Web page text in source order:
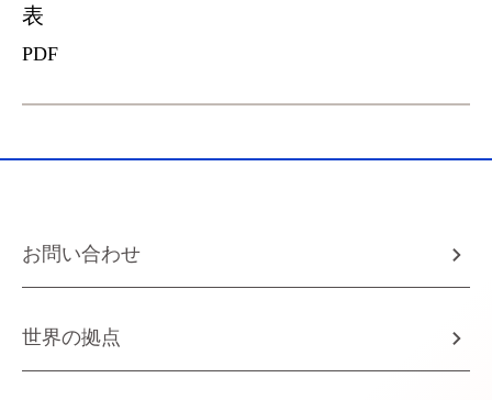
表
PDF
お問い合わせ
世界の拠点